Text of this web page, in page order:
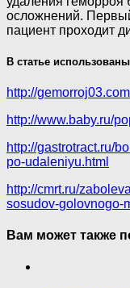
осложнений.
пациент проходит
В статье
http://
http://www.baby.ru/
http://gastrotract.ru/
po-udaleniyu.html
http://cmrt.ru/
sosudov-golovnogo-
Вам может также